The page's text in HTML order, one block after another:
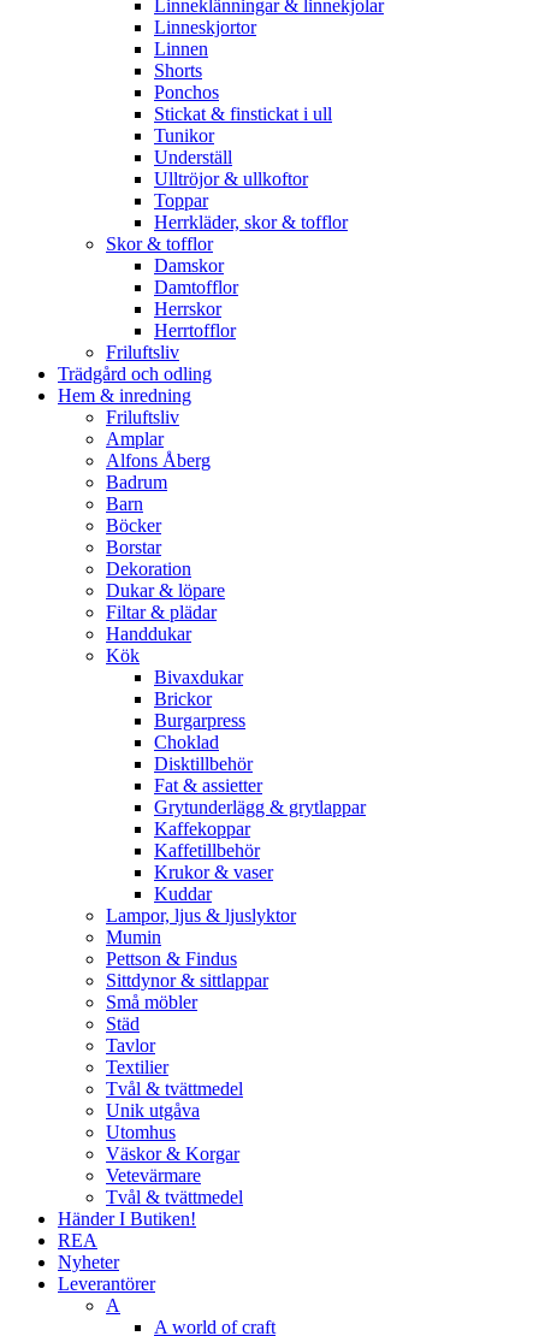
Linneklänningar & linnekjolar
Linneskjortor
Linnen
Shorts
Ponchos
Stickat & finstickat i ull
Tunikor
Underställ
Ulltröjor & ullkoftor
Toppar
Herrkläder, skor & tofflor
Skor & tofflor
Damskor
Damtofflor
Herrskor
Herrtofflor
Friluftsliv
Trädgård och odling
Hem & inredning
Friluftsliv
Amplar
Alfons Åberg
Badrum
Barn
Böcker
Borstar
Dekoration
Dukar & löpare
Filtar & plädar
Handdukar
Kök
Bivaxdukar
Brickor
Burgarpress
Choklad
Disktillbehör
Fat & assietter
Grytunderlägg & grytlappar
Kaffekoppar
Kaffetillbehör
Krukor & vaser
Kuddar
Lampor, ljus & ljuslyktor
Mumin
Pettson & Findus
Sittdynor & sittlappar
Små möbler
Städ
Tavlor
Textilier
Tvål & tvättmedel
Unik utgåva
Utomhus
Väskor & Korgar
Vetevärmare
Tvål & tvättmedel
Händer I Butiken!
REA
Nyheter
Leverantörer
A
A world of craft